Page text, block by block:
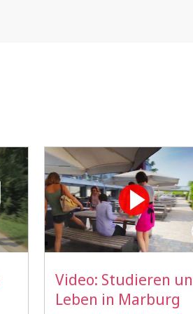
Video: Studieren
Leben in Marburg